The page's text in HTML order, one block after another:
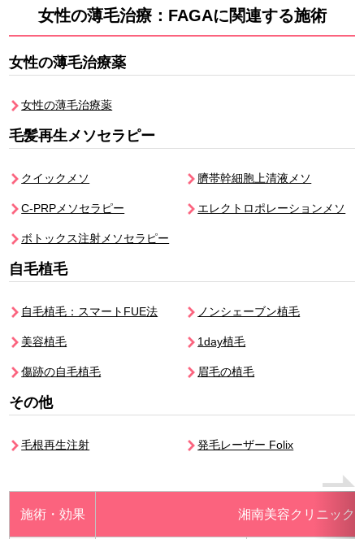
女性の薄毛治療：FAGAに関連する施術
女性の薄毛治療薬
女性の薄毛治療薬
毛髪再生メソセラピー
クイックメソ 臍帯幹細胞上清液メソ
C-PRPメソセラピー エレクトロポレーションメソ
ボトックス注射メソセラピー
自毛植毛
自毛植毛：スマートFUE法 ノンシェーブン植毛
美容植毛 1day植毛
傷跡の自毛植毛 眉毛の植毛
その他
毛根再生注射 発毛レーザー Folix
施術・効果 湘南美容クリニック